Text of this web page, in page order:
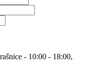
- 10:00 - 18:00,